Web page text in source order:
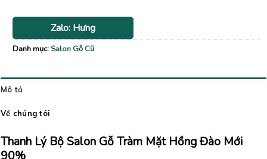
Zalo: Hưng
Danh mục: Salon Gỗ Cũ
Mô tả
Về chúng tôi
Thanh Lý Bộ Salon Gỗ Tràm Mặt Hồng Đào Mới